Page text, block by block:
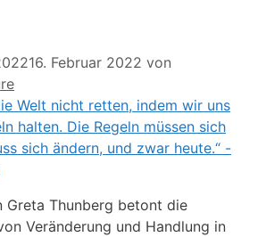
16. Februar 2022 von
Greta Thunberg betont die
Veränderung und Handlung in